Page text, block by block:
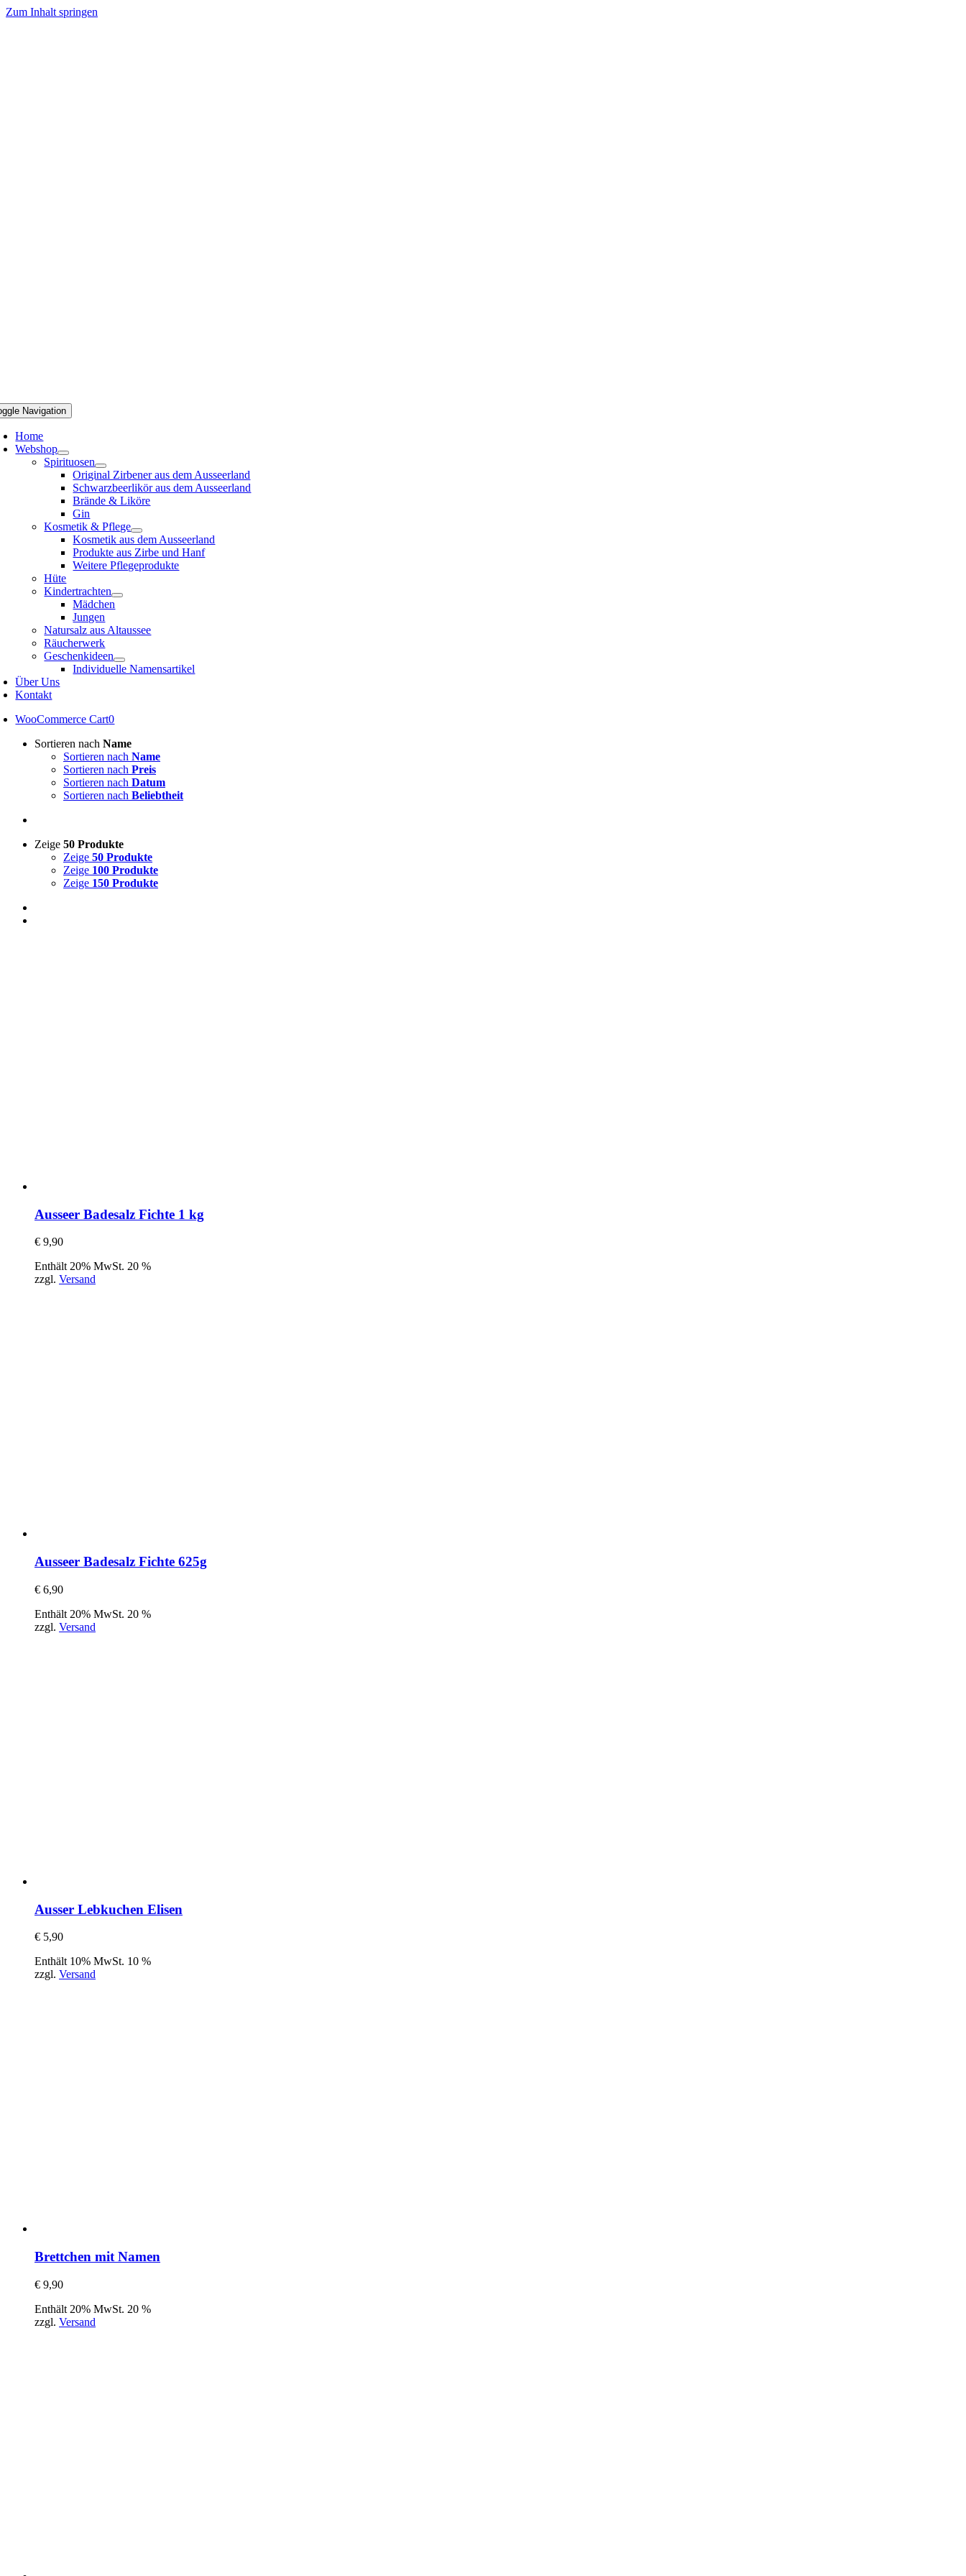
Zum Inhalt springen
Navigation
Home
Webshop
Spirituosen
Original Zirbener aus dem Ausseerland
Schwarzbeerlikör aus dem Ausseerland
Brände & Liköre
Gin
Kosmetik & Pflege
Kosmetik aus dem Ausseerland
Produkte aus Zirbe und Hanf
Weitere Pflegeprodukte
Hüte
Kindertrachten
Mädchen
Jungen
Natursalz aus Altaussee
Räucherwerk
Geschenkideen
Individuelle Namensartikel
Über Uns
Kontakt
WooCommerce Cart0
Sortieren nach Name
Sortieren nach Name
Sortieren nach Preis
Sortieren nach Datum
Sortieren nach Beliebtheit
Zeige 50 Produkte
Zeige 50 Produkte
Zeige 100 Produkte
Zeige 150 Produkte
Ausseer Badesalz Fichte 1 kg
€ 9,90
Enthält 20% MwSt. 20 %
zzgl. Versand
Ausseer Badesalz Fichte 625g
€ 6,90
Enthält 20% MwSt. 20 %
zzgl. Versand
Ausser Lebkuchen Elisen
€ 5,90
Enthält 10% MwSt. 10 %
zzgl. Versand
Brettchen mit Namen
€ 9,90
Enthält 20% MwSt. 20 %
zzgl. Versand